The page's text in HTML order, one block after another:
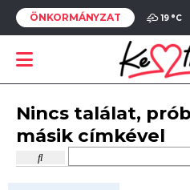
ÖNKORMÁNYZAT 19 °C
Nincs találat,
másik címkével